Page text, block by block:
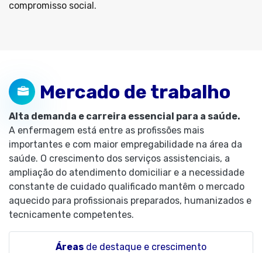
compromisso social.
Mercado de trabalho
Alta demanda e carreira essencial para a saúde.
A enfermagem está entre as profissões mais
importantes e com maior empregabilidade na área da
saúde. O crescimento dos serviços assistenciais, a
ampliação do atendimento domiciliar e a necessidade
constante de cuidado qualificado mantêm o mercado
aquecido para profissionais preparados, humanizados e
tecnicamente competentes.
Áreas de destaque e crescimento